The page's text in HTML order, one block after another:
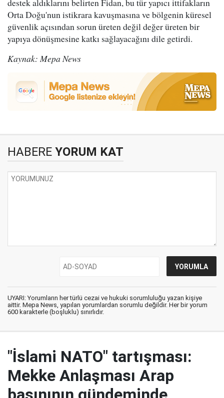
Orta Doğu'nun istikrara kavuşmasına ve bölgenin küresel
güvenlik açısından sorun üreten değil değer üreten bir
yapıya dönüşmesine katkı sağlayacağını dile getirdi.
Kaynak: Mepa News
HABERE YORUM KAT
UYARI: Yorumların her türlü cezai ve hukuki sorumluluğu yazan kişiye
aittir. Mepa News, yapılan yorumlardan sorumlu değildir. Her bir yorum
600 karakterle (boşluklu) sınırlıdır.
"İslami NATO" tartışması:
Mekke Anlaşması Arap